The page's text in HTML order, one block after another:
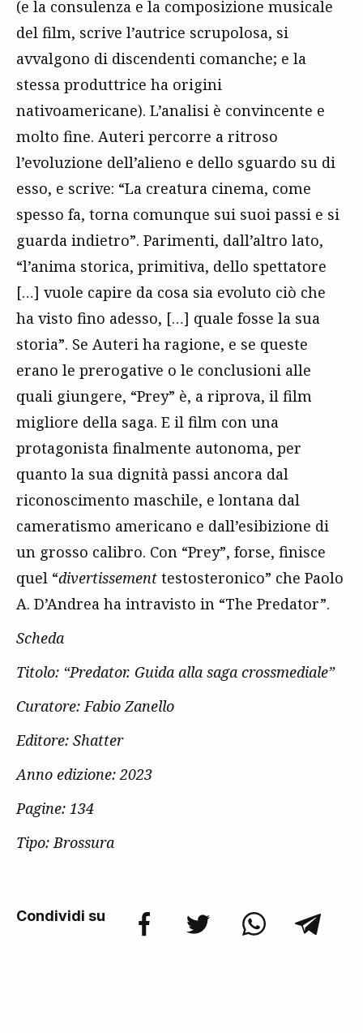
(e la consulenza e la composizione musicale
del film, scrive l’autrice scrupolosa, si
avvalgono di discendenti comanche; e la
stessa produttrice ha origini
nativoamericane). L’analisi è convincente e
molto fine. Auteri percorre a ritroso
l’evoluzione dell’alieno e dello sguardo su di
esso, e scrive: “La creatura cinema, come
spesso fa, torna comunque sui suoi passi e si
guarda indietro”. Parimenti, dall’altro lato,
“l’anima storica, primitiva, dello spettatore
[…] vuole capire da cosa sia evoluto ciò che
ha visto fino adesso, […] quale fosse la sua
storia”. Se Auteri ha ragione, e se queste
erano le prerogative o le conclusioni alle
quali giungere, “Prey” è, a riprova, il film
migliore della saga. E il film con una
protagonista finalmente autonoma, per
quanto la sua dignità passi ancora dal
riconoscimento maschile, e lontana dal
cameratismo americano e dall’esibizione di
un grosso calibro. Con “Prey”, forse, finisce
quel “divertissement testosteronico” che Paolo
A. D’Andrea ha intravisto in “The Predator”.
Scheda
Titolo: “Predator. Guida alla saga crossmediale”
Curatore: Fabio Zanello
Editore: Shatter
Anno edizione: 2023
Pagine: 134
Tipo: Brossura
Condividi su